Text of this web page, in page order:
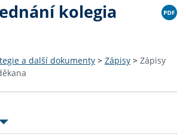
kolegia
a další dokumenty > Zápisy > Zápisy